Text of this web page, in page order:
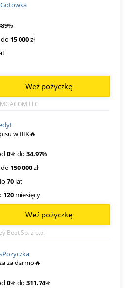
%
do 15 000zł
LLC
Weź pożyczkę
w BIK🔥
0% do 34.97%
do 150 000zł
70 lat
120 miesięcy
Beat Sp. z o.o.
Weź pożyczkę
za darmo🔥
0% do 311.74%